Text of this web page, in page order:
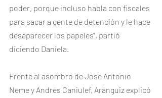
poder, porque incluso habla con fiscales
para sacar a gente de detención y le hace
desaparecer los papeles", partió
diciendo Daniela.
Frente al asombro de José Antonio
Neme y Andrés Caniulef, Aránguiz explicó